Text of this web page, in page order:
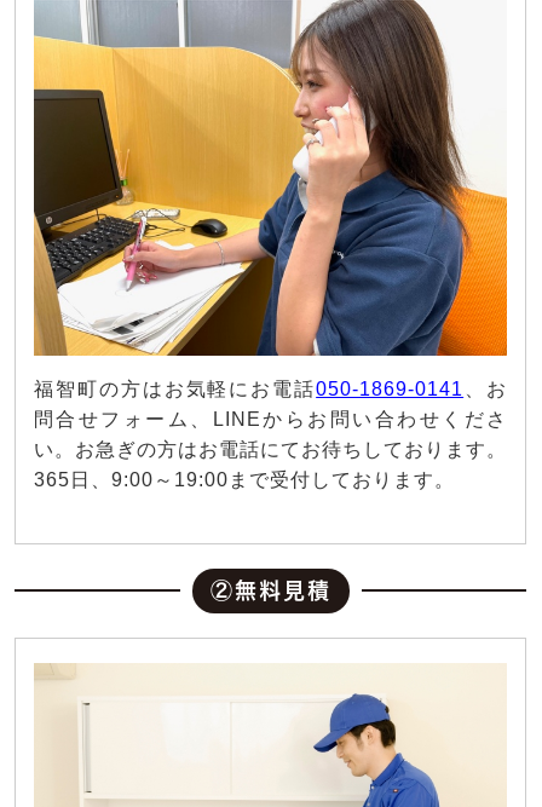
福智町の方はお気軽にお電話050-1869-0141
、お
問合せフォーム、LINEからお問い合わせくださ
い。お急ぎの方はお電話にてお待ちしております。
365日、9:00～19:00まで受付しております。
②無料見積